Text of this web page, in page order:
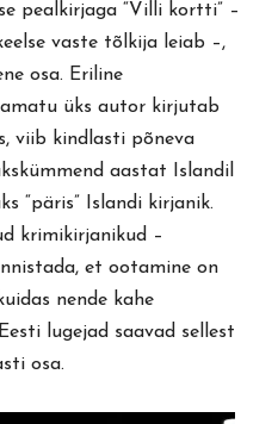
pealkirjaga “Villi kortti” –
vaste tõlkija leiab –,
osa. Eriline
üks autor kirjutab
viib kindlasti põneva
aastat Islandil
“päris” Islandi kirjanik.
krimikirjanikud –
et ootamine on
nende kahe
lugejad saavad sellest
osa.